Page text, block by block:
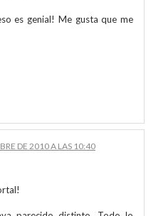
es genial! Me gusta que me
DE 2010 A LAS 10:40